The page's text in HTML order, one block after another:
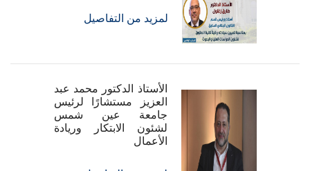
لمزيد من التفاصيل
الأستاذ الدكتور محمد عبد
العزيز مستشارًا لرئيس
جامعة عين شمس
لشئون الابتكار وريادة
الأعمال